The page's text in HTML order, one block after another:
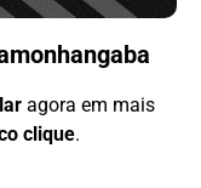
agora em mais
clique.